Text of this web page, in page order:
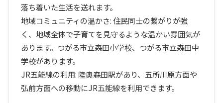
落ち着いた生活を送れます。
地域コミュニティの温かさ: 住民同士の繋がりが強
く、地域全体で子育てを見守るような温かい雰囲気が
あります。つがる市立森田小学校、つがる市立森田中
学校があります。
JR五能線の利用: 陸奥森田駅があり、五所川原方面や
弘前方面への移動にJR五能線を利用できます。